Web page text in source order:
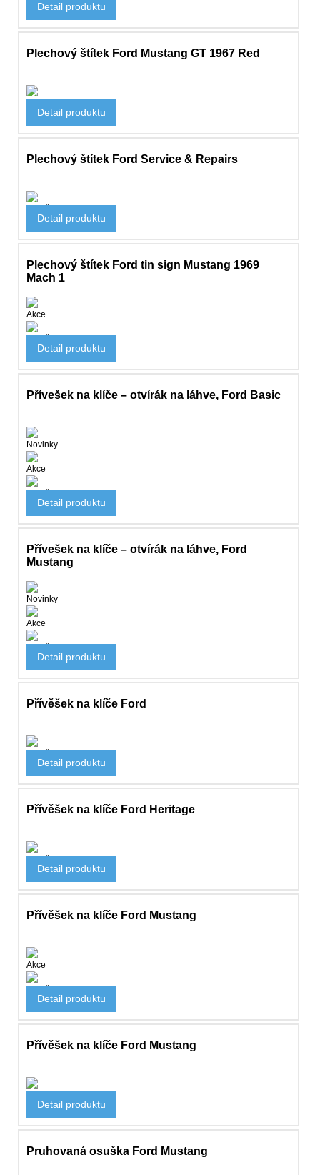
498 Kč
Detail produktu
Plechový štítek Ford Mustang GT 1967 Red
505 Kč
Detail produktu
Plechový štítek Ford Service & Repairs
295 Kč
Detail produktu
Plechový štítek Ford tin sign Mustang 1969
Mach 1
Akce
505 Kč
Detail produktu
Přívešek na klíče – otvírák na láhve, Ford Basic
Novinky
Akce
282 Kč
Detail produktu
Přívešek na klíče – otvírák na láhve, Ford
Mustang
Novinky
Akce
282 Kč
Detail produktu
Přívěšek na klíče Ford
104 Kč
Detail produktu
Přívěšek na klíče Ford Heritage
198 Kč
Detail produktu
Přívěšek na klíče Ford Mustang
Akce
130 Kč
Detail produktu
Přívěšek na klíče Ford Mustang
184 Kč
Detail produktu
Pruhovaná osuška Ford Mustang